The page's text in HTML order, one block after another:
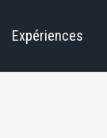
Expériences